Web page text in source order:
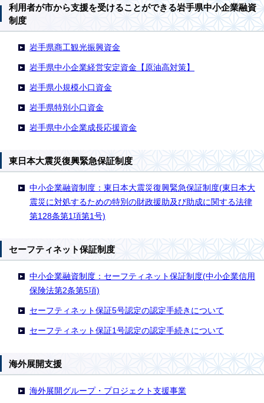
利用者が市から支援を受けることができる岩手県中小企業融資
制度
岩手県商工観光振興資金
岩手県中小企業経営安定資金【原油高対策】
岩手県小規模小口資金
岩手県特別小口資金
岩手県中小企業成長応援資金
東日本大震災復興緊急保証制度
中小企業融資制度：東日本大震災復興緊急保証制度(東日本大
震災に対処するための特別の財政援助及び助成に関する法律
第128条第1項第1号)
セーフティネット保証制度
中小企業融資制度：セーフティネット保証制度(中小企業信用
保険法第2条第5項)
セーフティネット保証5号認定の認定手続きについて
セーフティネット保証1号認定の認定手続きについて
海外展開支援
海外展開グループ・プロジェクト支援事業